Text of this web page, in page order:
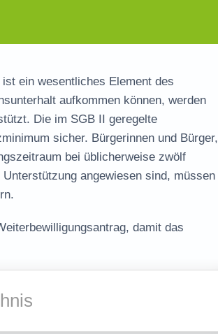
ein wesentliches Element des
aufkommen können, werden
Die im SGB II geregelte
sicher. Bürgerinnen und Bürger,
bei üblicherweise zwölf
angewiesen sind, müssen
damit das